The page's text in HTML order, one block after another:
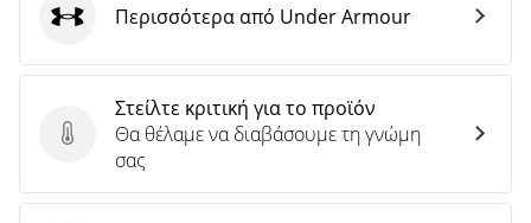
Στείλτε κριτική για το προϊόν
Στείλτε κριτική για το προϊόν
Θα θέλαμε να διαβάσουμε τη γνώμη
σας
Under Armour
Περισσότερα από Under Armour